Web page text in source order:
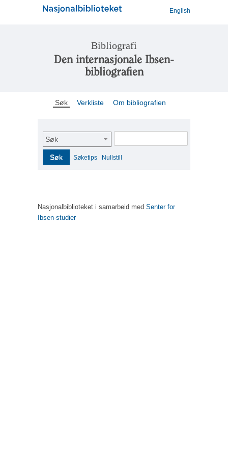
English
Bibliografi
Den internasjonale Ibsen-
bibliografien
Søk Verkliste Om bibliografien
Søk
Søk Søketips Nullstill
Nasjonalbiblioteket i samarbeid med Senter for
Ibsen-studier